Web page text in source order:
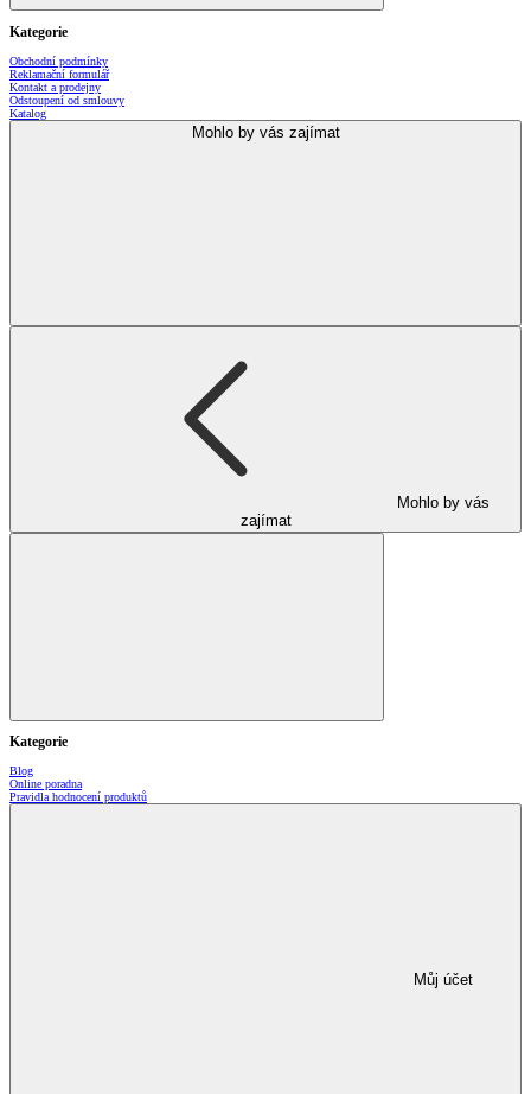
Kategorie
Obchodní podmínky
Reklamační formulář
Kontakt a prodejny
Odstoupení od smlouvy
Katalog
Mohlo by vás zajímat
Mohlo by vás
zajímat
Kategorie
Blog
Online poradna
Pravidla hodnocení produktů
Můj účet